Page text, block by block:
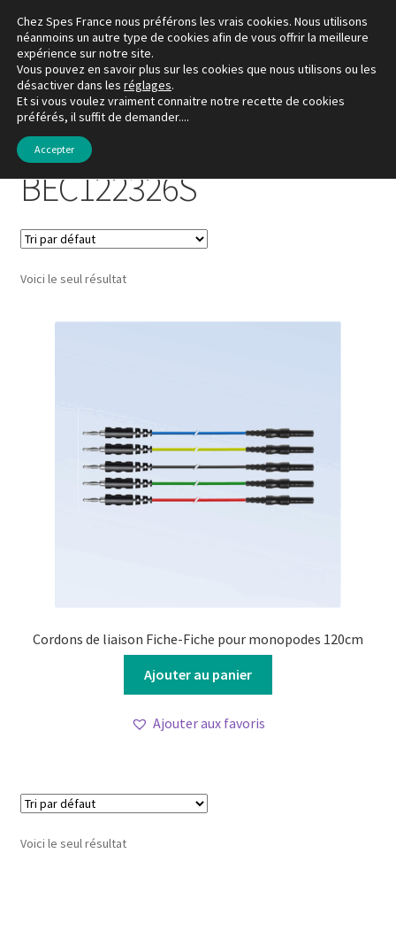
Aller
à
la
navigation
Aller
au
contenu
Menu
La boutique
Mon compte
Favoris
À propos de Spes France
Accueil Produits identifiés “BEC122326S”
BEC122326S
Voici le seul résultat
Cordons de liaison Fiche-Fiche pour monopodes 120cm
Ajouter au panier
Ajouter aux favoris
Voici le seul résultat
Chez Spes France nous préférons les vrais cookies. Nous utilisons
néanmoins un autre type de cookies afin de vous offrir la meilleure
expérience sur notre site.
Vous pouvez en savoir plus sur les cookies que nous utilisons ou les
désactiver dans les réglages.
Et si vous voulez vraiment connaitre notre recette de cookies
préférés, il suffit de demander....
Accepter